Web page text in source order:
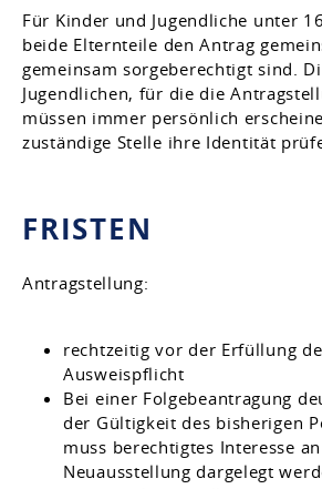
Für Kinder und Jugendliche unter
beide Elternteile den Antrag
gemeinsam sorgeberechtigt sind.
Jugendlichen, für die die
müssen immer persönlich
zuständige Stelle ihre Identität
FRISTEN
Antragstellung:
rechtzeitig vor der Erfüllung
Ausweispflicht
Bei einer Folgebeantragung
der Gültigkeit des bisherigen
muss berechtigtes Interesse
Neuausstellung dargelegt